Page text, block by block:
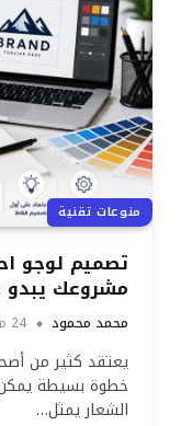
منوعات تقنية
مشروعك يبدو
محمد محمود 24 مايو, 2026
يعتقد كثير من
خطوة بسيطة يمكن
الشعار يمثل…